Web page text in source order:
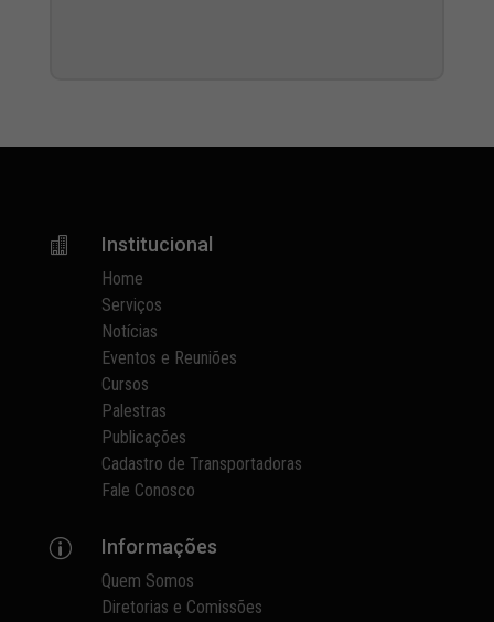
 Institucional
Home
Serviços
Notícias
Eventos e Reuniões
Cursos
Palestras
Publicações
Cadastro de Transportadoras
Fale Conosco
p Informações
Quem Somos
Diretorias e Comissões